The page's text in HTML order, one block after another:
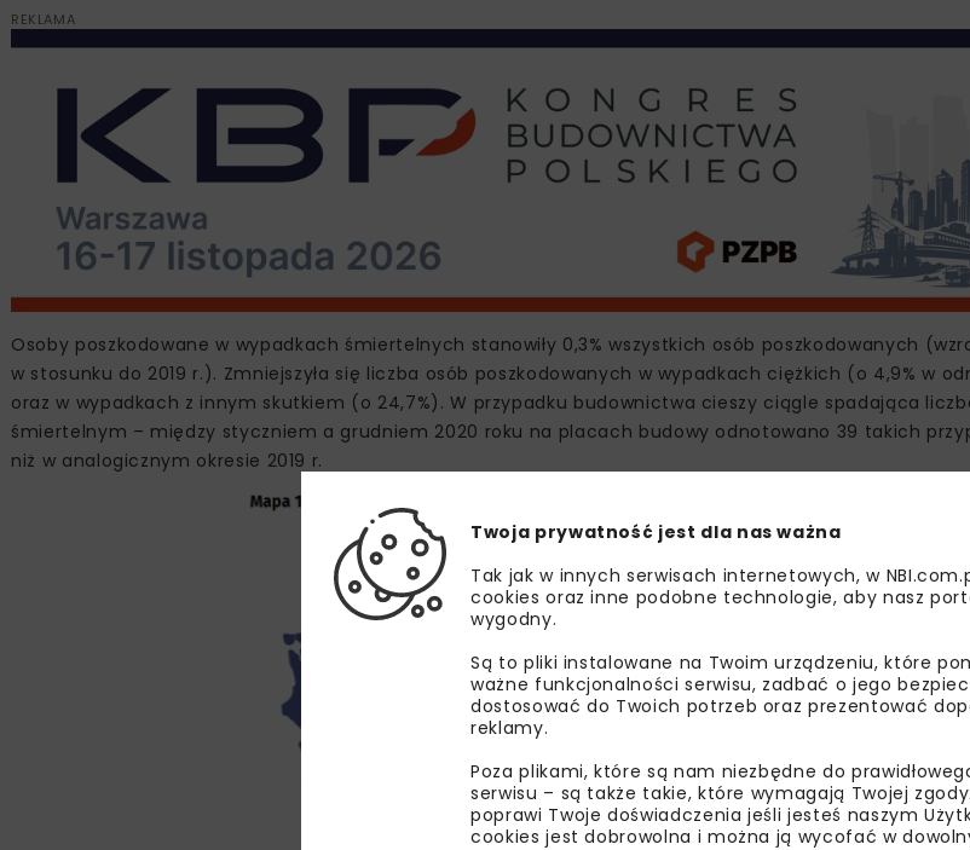
REKLAMA
Osoby poszkodowane w wypadkach śmiertelnych stanowiły 0,3% wszystkich osób poszkodowanych
w stosunku do 2019 r.). Zmniejszyła się liczba osób poszkodowanych w wypadkach ciężkich (o 4,9% w
oraz w wypadkach z innym skutkiem (o 24,7%). W przypadku budownictwa cieszy ciągle spadająca
śmiertelnym – między styczniem a grudniem 2020 roku na placach budowy odnotowano 39 takich
niż w analogicznym okresie 2019 r.
Twoja prywatność jest dla nas ważna
Tak jak w innych serwisach internetowych, w
cookies oraz inne podobne technologie, aby nasz
wygodny.
Są to pliki instalowane na Twoim urządzeniu, które
ważne funkcjonalności serwisu, zadbać o jego
dostosować do Twoich potrzeb oraz prezentować
reklamy.
Poza plikami, które są nam niezbędne do
serwisu – są także takie, które wymagają Twojej
poprawi Twoje doświadczenia jeśli jesteś naszym
cookies jest dobrowolna i można ją wycofać w